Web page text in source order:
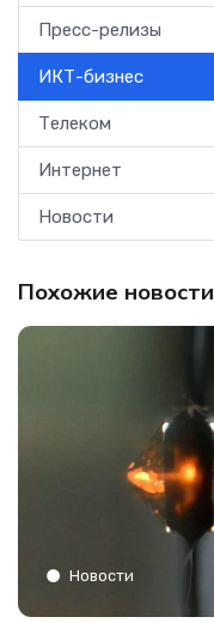
Пресс-релизы
ИКТ-бизнес
Телеком
Интернет
Новости
Похожие новости
Новости